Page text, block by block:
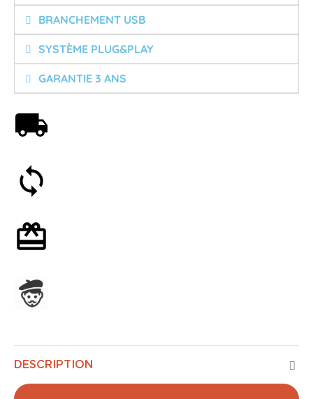
BRANCHEMENT USB
SYSTÈME PLUG&PLAY
GARANTIE 3 ANS
DESCRIPTION